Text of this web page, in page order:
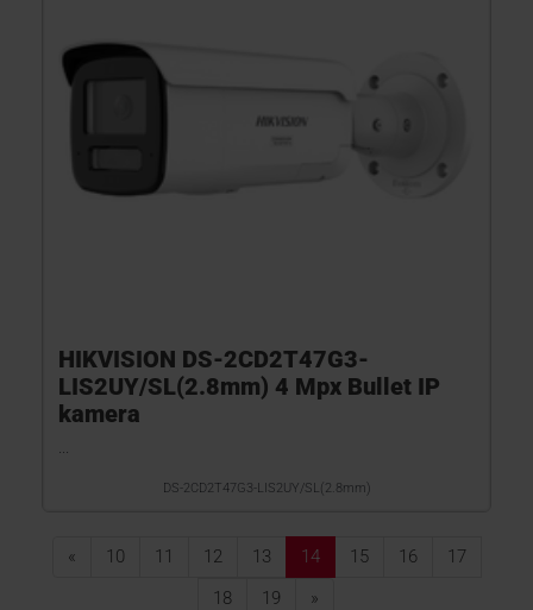
HIKVISION DS-2CD2T47G3-
LIS2UY/SL(2.8mm) 4 Mpx Bullet IP
kamera
DS-2CD2T47G3-LIS2UY/SL(2.8mm)
« 10 11 12 13 14 15 16
17
18
19 »